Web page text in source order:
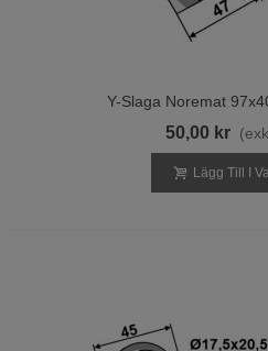
Y-Slaga Noremat
50,00 kr
Lägg Till I